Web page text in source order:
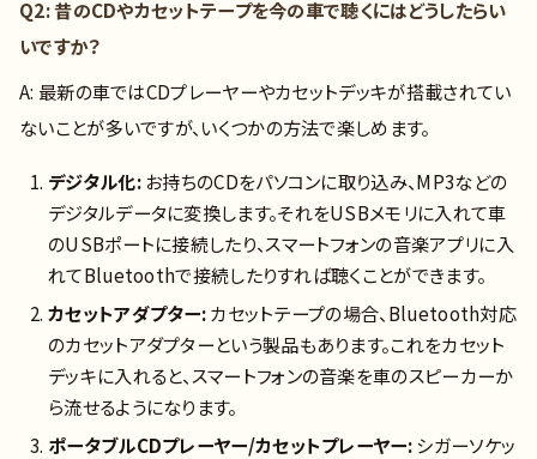
Q2: 昔のCDやカセットテープを今の車で聴くにはどうしたらい
いですか？
A: 最新の車ではCDプレーヤーやカセットデッキが搭載されてい
ないことが多いですが、いくつかの方法で楽しめます。
デジタル化:お持ちのCDをパソコンに取り込み、MP3などの
デジタルデータに変換します。それをUSBメモリに入れて車
のUSBポートに接続したり、スマートフォンの音楽アプリに入
れてBluetoothで接続したりすれば聴くことができます。
カセットアダプター:カセットテープの場合、Bluetooth対応
のカセットアダプターという製品もあります。これをカセット
デッキに入れると、スマートフォンの音楽を車のスピーカーか
ら流せるようになります。
ポータブルCDプレーヤー/カセットプレーヤー:シガーソケッ